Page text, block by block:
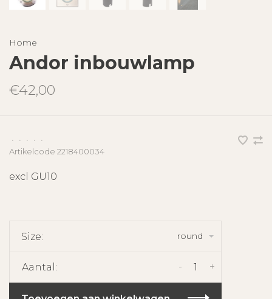
Home
Andor inbouwlamp
€42,00
• • • •
•
Artikelcode 2218400034
excl GU10
Size: round
Aantal: +
-